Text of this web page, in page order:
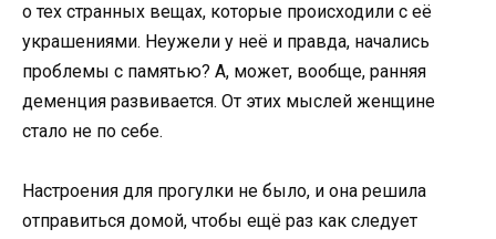
о тех странных вещах, которые происходили с её
украшениями. Неужели у неё и правда, начались
проблемы с памятью? А, может, вообще, ранняя
деменция развивается. От этих мыслей женщине
стало не по себе.
Настроения для прогулки не было, и она решила
отправиться домой, чтобы ещё раз как следует